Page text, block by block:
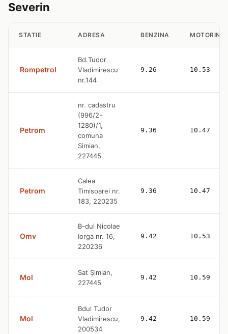
Severin
STATIE ADRESA BENZINA MOTORINA
Rompetrol
Bd.Tudor
Vladimirescu
nr.144
9.26 10.53
Petrom
nr. cadastru
(996/2-
1280)/1,
comuna
Simian,
227445
9.36 10.47
Petrom
Calea
Timisoarei nr.
183, 220235
9.36 10.47
Omv
B-dul Nicolae
Iorga nr. 16,
220236
9.42 10.53
Mol
Sat Şimian,
227445
9.42 10.59
Mol
Bdul Tudor
Vladimirescu,
200534
9.42 10.59